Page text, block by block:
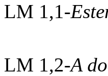
LM 1,1-
LM 1,2-A